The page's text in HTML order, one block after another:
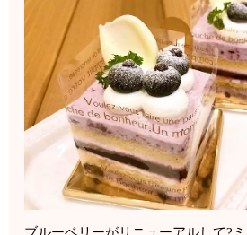
ブルーベリーがリニューアルして?